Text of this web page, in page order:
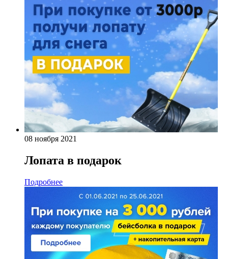
08 ноября 2021
Лопата в подарок
Подробнее